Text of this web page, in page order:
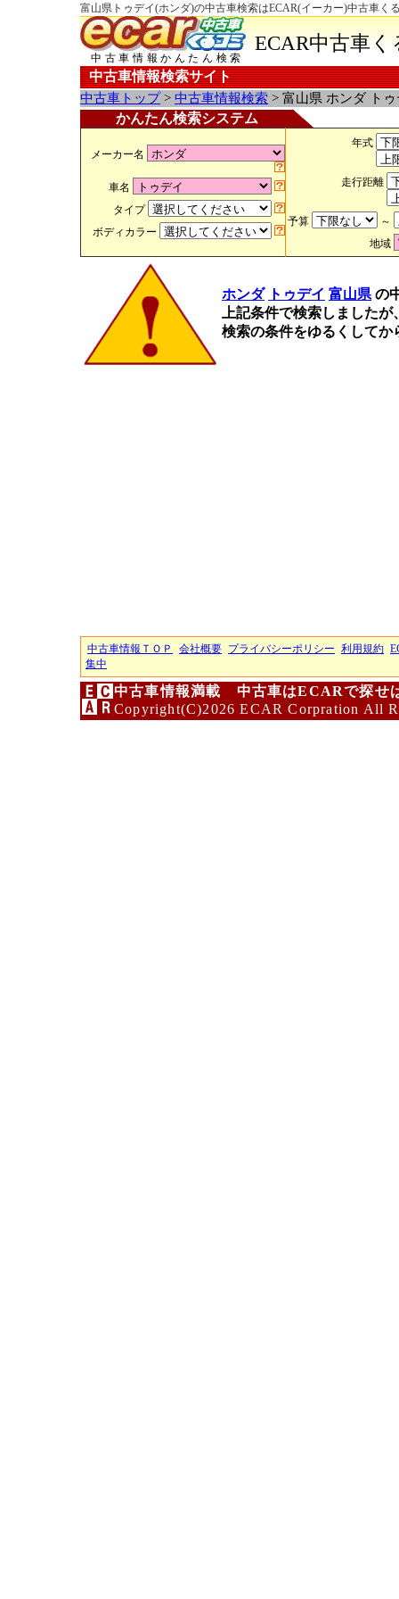
富山県トゥデイ(ホンダ)の中古車検索はECAR(イーカー)中古車く
中古車情報かんたん検索
ECAR中古車
中古車情報検索サイト
中古車トップ> 中古車情報検索 > 富山県 ホンダ ト
かんたん検索システム
メーカー名
車名
タイプ
ボディカラー
年式
走行距離
予算
～
地域
ホンダ トゥデイ 富山県 の
上記条件で検索しました
検索の条件をゆるくして
中古車情報ＴＯＰ 会社概要 プライバシーポリシー 利用規約
集中
中古車情報満載 中古車はECARで探せ
Copyright(C)2026 ECAR Corpration All